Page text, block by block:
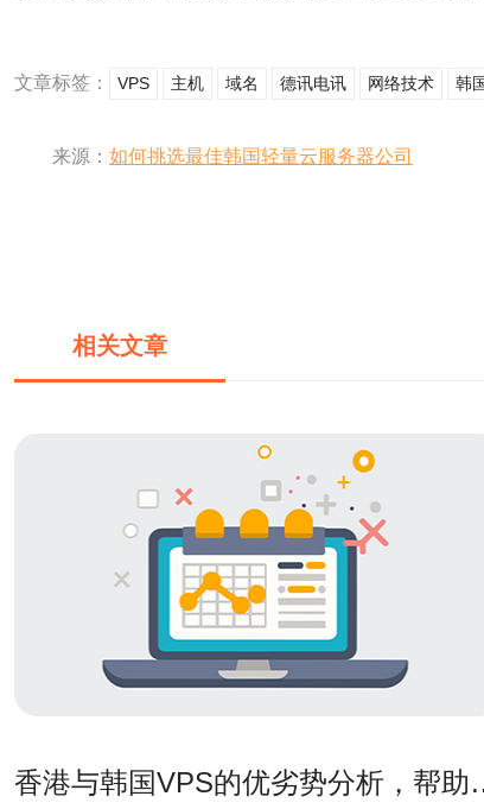
文章标签： VPS 主机 域名 德讯电讯 网络技术 韩
来源： 如何挑选最佳韩国轻量云服务器公司
相关文章
香港与韩国VPS的优劣势分析，帮助